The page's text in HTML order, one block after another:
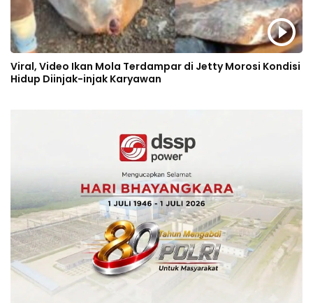
Viral, Video Ikan Mola Terdampar di Jetty Morosi Kondisi
Hidup Diinjak-injak Karyawan